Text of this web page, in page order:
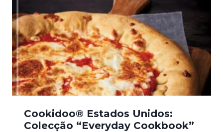
Cookidoo® Estados Unidos:
Colecção “Everyday Cookbook”